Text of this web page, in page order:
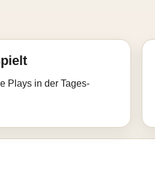
Plays in der Tages-